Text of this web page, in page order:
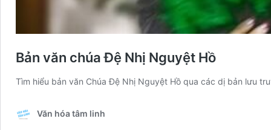
Bản văn chúa Đệ Nhị Nguyệt Hồ
Tìm hiểu bản văn Chúa Đệ Nhị Nguyệt Hồ qua các dị bản lưu
Văn hóa tâm linh